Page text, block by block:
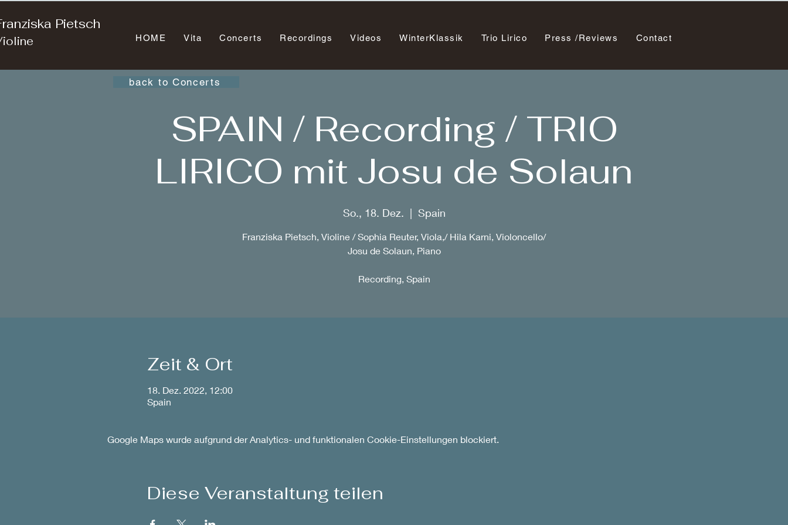
Pietsch
HOME Vita Concerts Recordings Videos WinterKlassik Trio Lirico Press /Reviews Contact
SPAIN / Recording / TRIO
LIRICO mit Josu de Solaun
So., 18. Dez.
  |
Spain
Franziska Pietsch, Violine / Sophia Reuter, Viola,/ Hila Karni, Violoncello/
Josu de Solaun, Piano
Recording, Spain
Zeit & Ort
18. Dez. 2022, 12:00
Spain
Google Maps wurde aufgrund der Analytics- und funktionalen Cookie-Einstellungen blockiert.
Diese Veranstaltung teilen
back to Concerts